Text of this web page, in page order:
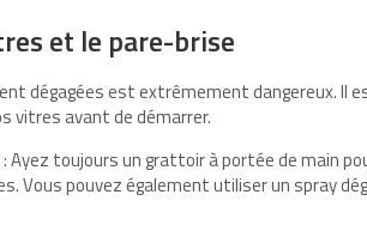
et le pare-brise
dégagées est extrêmement dangereux. Il
vitres avant de démarrer.
: Ayez toujours un grattoir à portée de main
Vous pouvez également utiliser un spray